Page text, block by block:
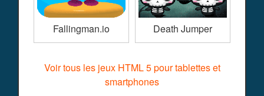
Fallingman.io Death Jumper
Voir tous les jeux HTML 5 pour tablettes et
smartphones